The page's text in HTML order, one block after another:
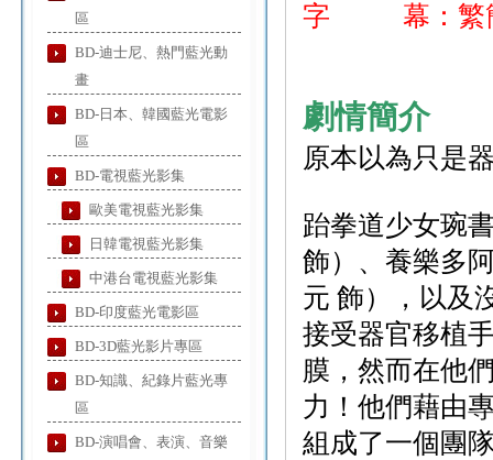
區
BD-迪士尼、熱門藍光動
畫
BD-日本、韓國藍光電影
區
BD-電視藍光影集
歐美電視藍光影集
日韓電視藍光影集
中港台電視藍光影集
BD-印度藍光電影區
BD-3D藍光影片專區
BD-知識、紀錄片藍光專
區
BD-演唱會、表演、音樂
字 幕：繁簡
劇情簡介
原本以為只是
跆拳道少女琬
飾）、養樂多
元 飾），以及
接受器官移植
膜，然而在他
力！他們藉由
組成了一個團